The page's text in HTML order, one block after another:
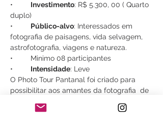
Investimento: R$ 5.300, 00 ( Quarto
duplo)
Público-alvo: Interessados em
fotografia de paisagens, vida selvagem,
astrofotografia, viagens e natureza.
•	Minimo 08 participantes
Intensidade: Leve
O Photo Tour Pantanal foi criado para
possibilitar aos amantes da fotografia  de
rápida inserção ao que há de melhor no